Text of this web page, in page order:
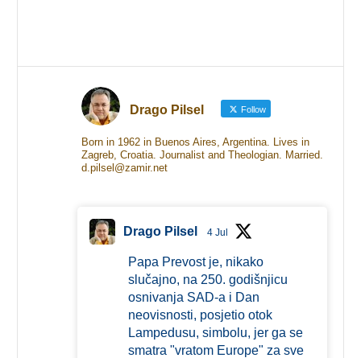
Drago Pilsel Follow
Born in 1962 in Buenos Aires, Argentina. Lives in
Zagreb, Croatia. Journalist and Theologian. Married.
d.pilsel@zamir.net
Drago Pilsel 4 Jul
Papa Prevost je, nikako
slučajno, na 250. godišnjicu
osnivanja SAD-a i Dan
neovisnosti, posjetio otok
Lampedusu, simbolu, jer ga se
smatra "vratom Europe" za sve